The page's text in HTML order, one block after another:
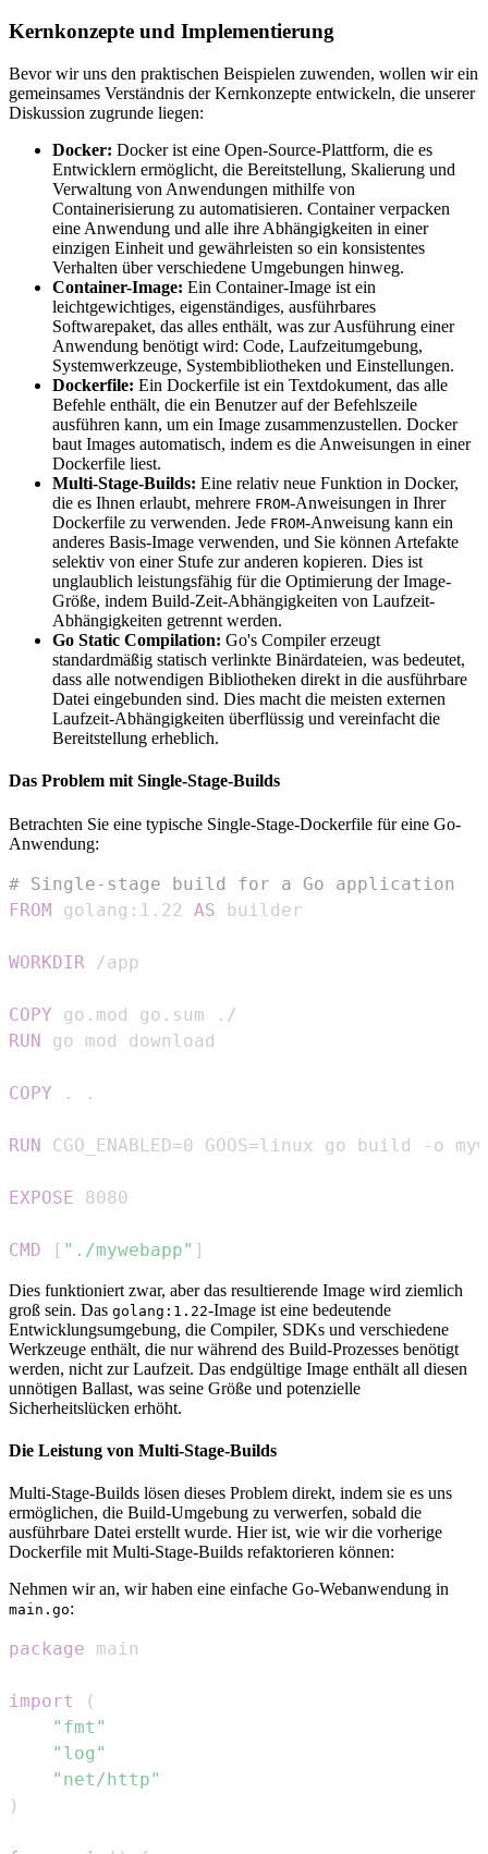
Kernkonzepte und Implementierung
Bevor wir uns den praktischen Beispielen zuwenden, wollen wir ein
gemeinsames Verständnis der Kernkonzepte entwickeln, die unserer
Diskussion zugrunde liegen:
Docker: Docker ist eine Open-Source-Plattform, die es
Entwicklern ermöglicht, die Bereitstellung, Skalierung und
Verwaltung von Anwendungen mithilfe von
Containerisierung zu automatisieren. Container verpacken
eine Anwendung und alle ihre Abhängigkeiten in einer
einzigen Einheit und gewährleisten so ein konsistentes
Verhalten über verschiedene Umgebungen hinweg.
Container-Image: Ein Container-Image ist ein
leichtgewichtiges, eigenständiges, ausführbares
Softwarepaket, das alles enthält, was zur Ausführung einer
Anwendung benötigt wird: Code, Laufzeitumgebung,
Systemwerkzeuge, Systembibliotheken und Einstellungen.
Dockerfile: Ein Dockerfile ist ein Textdokument, das alle
Befehle enthält, die ein Benutzer auf der Befehlszeile
ausführen kann, um ein Image zusammenzustellen. Docker
baut Images automatisch, indem es die Anweisungen in einer
Dockerfile liest.
Multi-Stage-Builds: Eine relativ neue Funktion in Docker,
die es Ihnen erlaubt, mehrere FROM-Anweisungen in Ihrer
Dockerfile zu verwenden. Jede FROM-Anweisung kann ein
anderes Basis-Image verwenden, und Sie können Artefakte
selektiv von einer Stufe zur anderen kopieren. Dies ist
unglaublich leistungsfähig für die Optimierung der Image-
Größe, indem Build-Zeit-Abhängigkeiten von Laufzeit-
Abhängigkeiten getrennt werden.
Go Static Compilation: Go's Compiler erzeugt
standardmäßig statisch verlinkte Binärdateien, was bedeutet,
dass alle notwendigen Bibliotheken direkt in die ausführbare
Datei eingebunden sind. Dies macht die meisten externen
Laufzeit-Abhängigkeiten überflüssig und vereinfacht die
Bereitstellung erheblich.
Das Problem mit Single-Stage-Builds
Betrachten Sie eine typische Single-Stage-Dockerfile für eine Go-
Anwendung:
# Single-stage build for a Go application
FROM golang:1.22 AS builder
WORKDIR /app
COPY go.mod go.sum ./
RUN go mod download
COPY . .
RUN CGO_ENABLED=0 GOOS=linux go build -o
EXPOSE 8080
CMD [ "./mywebapp" ]
Dies funktioniert zwar, aber das resultierende Image wird ziemlich
groß sein. Das golang:1.22-Image ist eine bedeutende
Entwicklungsumgebung, die Compiler, SDKs und verschiedene
Werkzeuge enthält, die nur während des Build-Prozesses benötigt
werden, nicht zur Laufzeit. Das endgültige Image enthält all diesen
unnötigen Ballast, was seine Größe und potenzielle
Sicherheitslücken erhöht.
Die Leistung von Multi-Stage-Builds
Multi-Stage-Builds lösen dieses Problem direkt, indem sie es uns
ermöglichen, die Build-Umgebung zu verwerfen, sobald die
ausführbare Datei erstellt wurde. Hier ist, wie wir die vorherige
Dockerfile mit Multi-Stage-Builds refaktorieren können:
Nehmen wir an, wir haben eine einfache Go-Webanwendung in
main.go:
package
import
(
"fmt"
"log"
"net/http"
)